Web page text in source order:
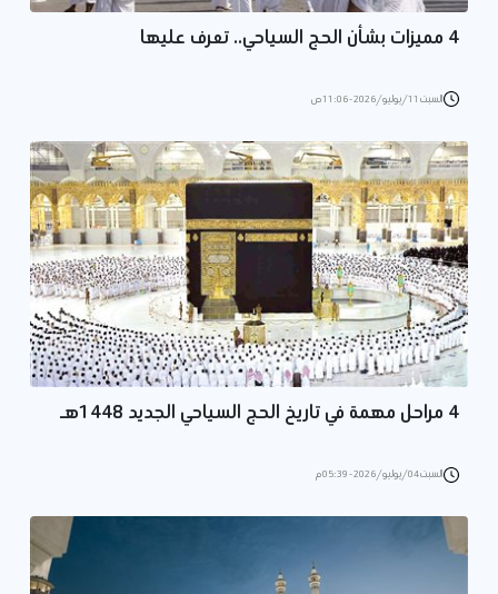
4 مميزات بشأن الحج السياحي.. تعرف عليها
السبت 11/يوليو/2026 - 11:06 ص
4 مراحل مهمة في تاريخ الحج السياحي الجديد 1448هـ
السبت 04/يوليو/2026 - 05:39 م